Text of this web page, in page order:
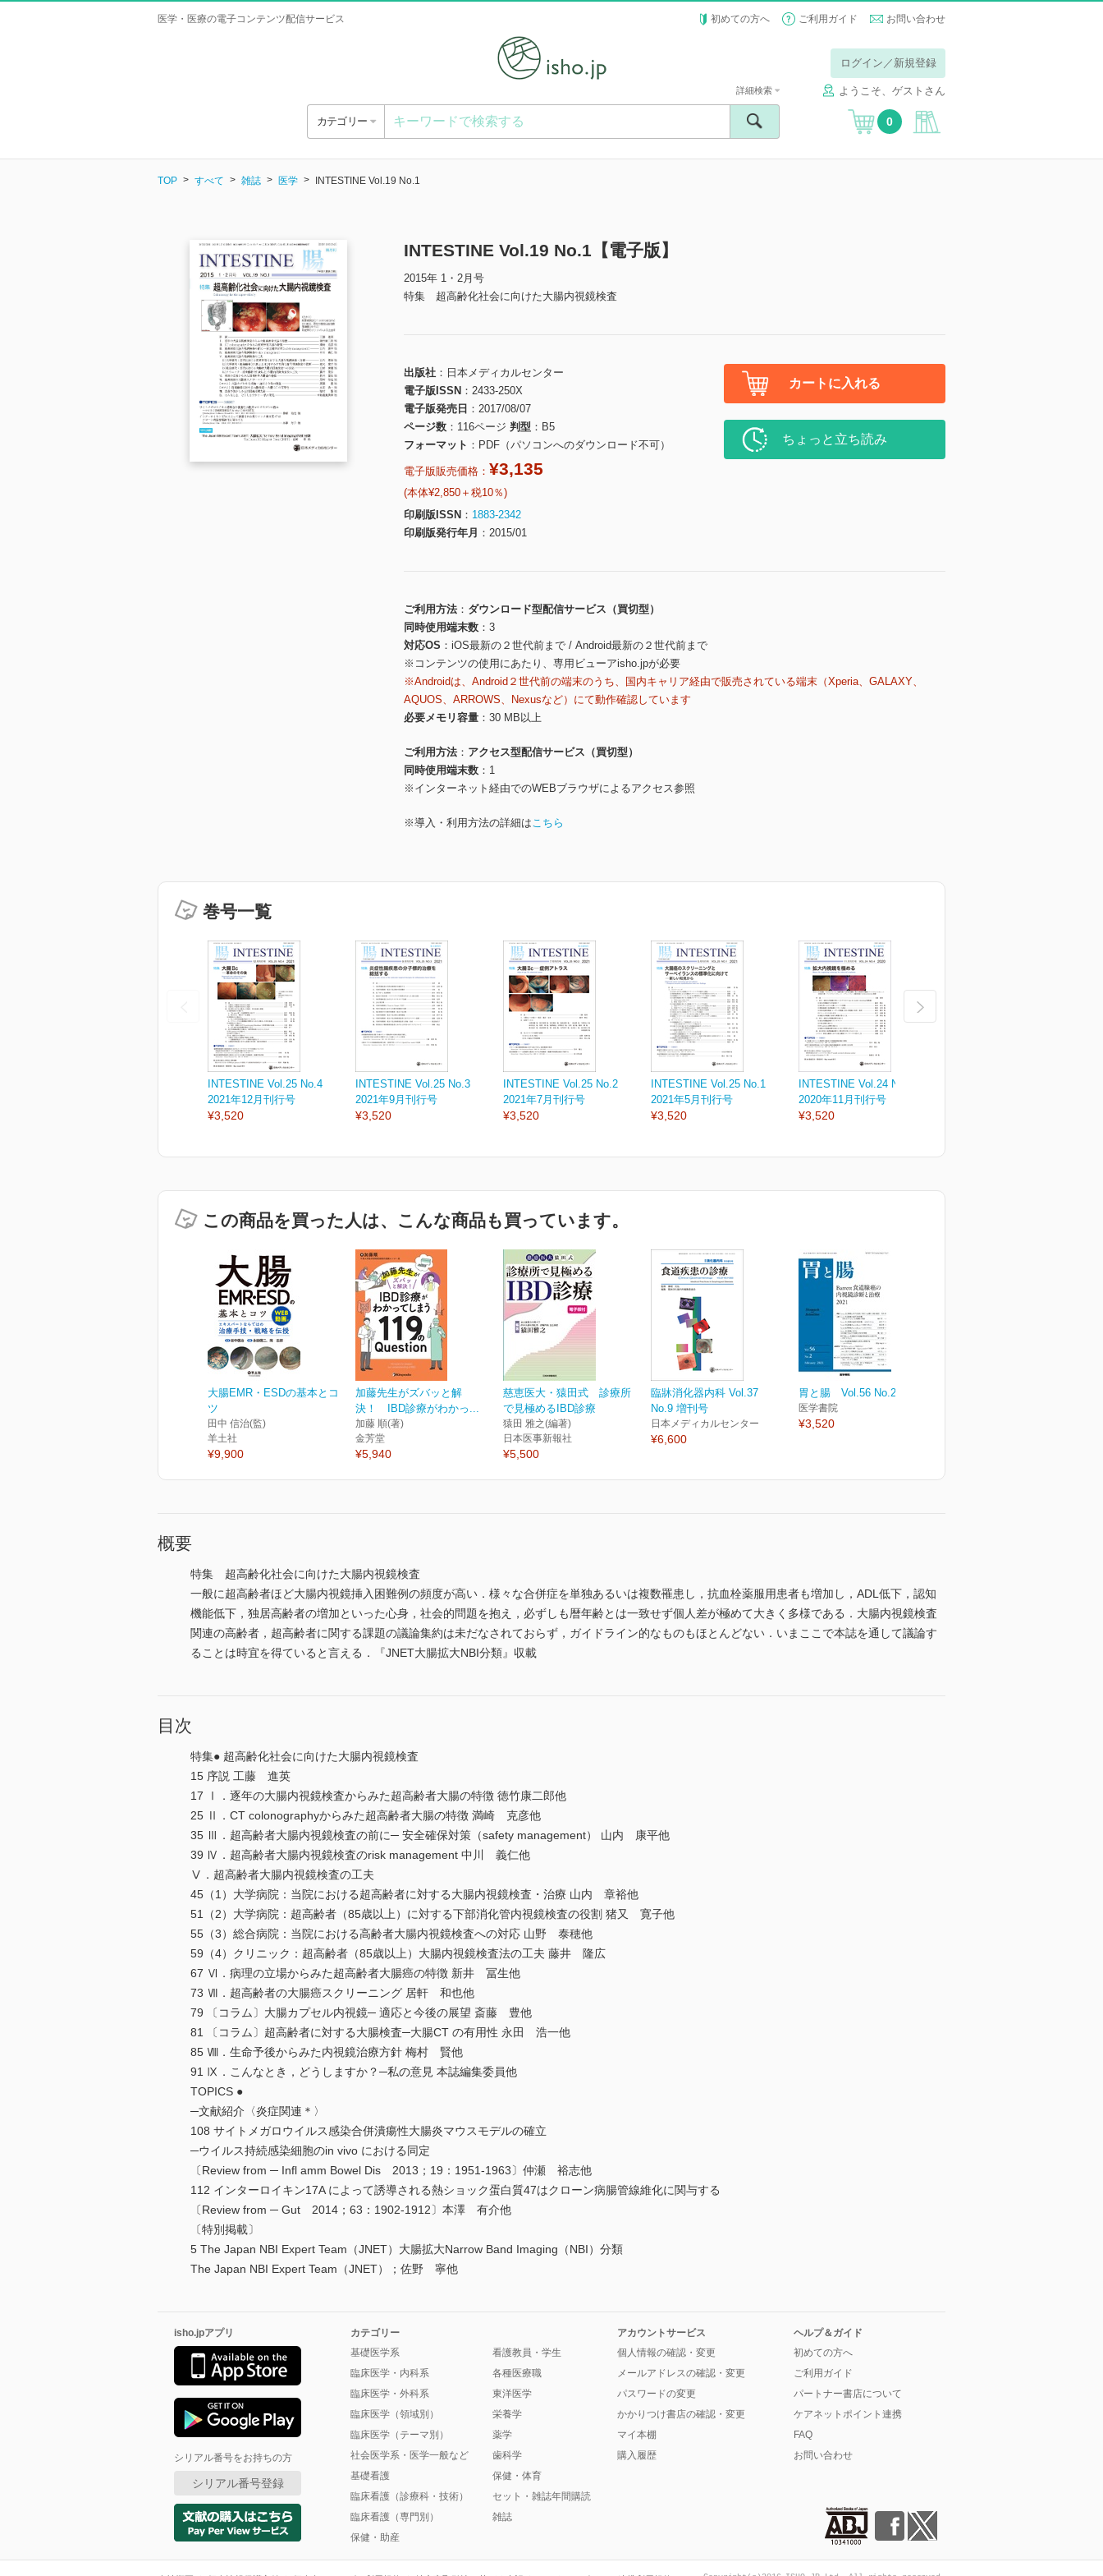
医学・医療の電子コンテンツ配信サービス 初めての方へ ご利用ガイド お問い合わせ
ログイン／新規登録
ようこそ、ゲストさん
カテゴリー
詳細検索
0
TOP すべて 雑誌 医学 INTESTINE Vol.19 No.1
INTESTINE Vol.19 No.1【電子版】
2015年 1・2月号
特集 超高齢化社会に向けた大腸内視鏡検査
出版社
日本メディカルセンター
電子版ISSN
2433-250X
電子版発売日
2017/08/07
ページ数
116ページ 判型
B5
フォーマット
PDF（パソコンへのダウンロード不可）
電子版販売価格： ¥3,135
(本体¥2,850＋税10％)
印刷版ISSN
1883-2342
印刷版発行年月
2015/01
カートに入れる
ちょっと立ち読み
ご利用方法
ダウンロード型配信サービス（買切型）
同時使用端末数
3
対応OS
iOS最新の２世代前まで / Android最新の２世代前まで
※コンテンツの使用にあたり、専用ビューアisho.jpが必要
※Androidは、Android２世代前の端末のうち、国内キャリア経由で販売されている端末（Xperia、GALAXY、
AQUOS、ARROWS、Nexusなど）にて動作確認しています
必要メモリ容量
30 MB以上
ご利用方法
アクセス型配信サービス（買切型）
同時使用端末数
1
※インターネット経由でのWEBブラウザによるアクセス参照
※導入・利用方法の詳細はこちら
巻号一覧
INTESTINE Vol.25 No.4
2021年12月刊行号
¥3,520
INTESTINE Vol.25 No.3
2021年9月刊行号
¥3,520
INTESTINE Vol.25 No.2
2021年7月刊行号
¥3,520
INTESTINE Vol.25 No.1
2021年5月刊行号
¥3,520
INTESTINE Vol.24 No.4
2020年11月刊行号
¥3,520
この商品を買った人は、こんな商品も買っています。
大腸EMR・ESDの基本とコ
ツ
田中 信治(監)
羊土社
¥9,900
加藤先生がズバッと解
決！ IBD診療がわかっ...
加藤 順(著)
金芳堂
¥5,940
慈恵医大・猿田式 診療所
で見極めるIBD診療
猿田 雅之(編著)
日本医事新報社
¥5,500
臨牀消化器内科 Vol.37
No.9 増刊号
日本メディカルセンター
¥6,600
胃と腸 Vol.56 No.2
医学書院
¥3,520
概要
特集 超高齢化社会に向けた大腸内視鏡検査
一般に超高齢者ほど大腸内視鏡挿入困難例の頻度が高い．様々な合併症を単独あるいは複数罹患し，抗血栓薬服用患者も増加し，ADL低下，認知
機能低下，独居高齢者の増加といった心身，社会的問題を抱え，必ずしも暦年齢とは一致せず個人差が極めて大きく多様である．大腸内視鏡検査
関連の高齢者，超高齢者に関する課題の議論集約は未だなされておらず，ガイドライン的なものもほとんどない．いまここで本誌を通して議論す
ることは時宜を得ていると言える．『JNET大腸拡大NBI分類』収載
目次
特集● 超高齢化社会に向けた大腸内視鏡検査
15 序説 工藤 進英
17 Ⅰ．逐年の大腸内視鏡検査からみた超高齢者大腸の特徴 徳竹康二郎他
25 Ⅱ．CT colonographyからみた超高齢者大腸の特徴 満崎 克彦他
35 Ⅲ．超高齢者大腸内視鏡検査の前に─ 安全確保対策（safety management） 山内 康平他
39 Ⅳ．超高齢者大腸内視鏡検査のrisk management 中川 義仁他
Ⅴ．超高齢者大腸内視鏡検査の工夫
45（1）大学病院：当院における超高齢者に対する大腸内視鏡検査・治療 山内 章裕他
51（2）大学病院：超高齢者（85歳以上）に対する下部消化管内視鏡検査の役割 猪又 寛子他
55（3）総合病院：当院における高齢者大腸内視鏡検査への対応 山野 泰穂他
59（4）クリニック：超高齢者（85歳以上）大腸内視鏡検査法の工夫 藤井 隆広
67 Ⅵ．病理の立場からみた超高齢者大腸癌の特徴 新井 冨生他
73 Ⅶ．超高齢者の大腸癌スクリーニング 居軒 和也他
79 〔コラム〕大腸カプセル内視鏡─ 適応と今後の展望 斎藤 豊他
81 〔コラム〕超高齢者に対する大腸検査─大腸CT の有用性 永田 浩一他
85 Ⅷ．生命予後からみた内視鏡治療方針 梅村 賢他
91 Ⅸ．こんなとき，どうしますか？─私の意見 本誌編集委員他
TOPICS ●
─文献紹介〈炎症関連＊〉
108 サイトメガロウイルス感染合併潰瘍性大腸炎マウスモデルの確立
─ウイルス持続感染細胞のin vivo における同定
〔Review from ─ Infl amm Bowel Dis 2013；19：1951-1963〕仲瀬 裕志他
112 インターロイキン17A によって誘導される熱ショック蛋白質47はクローン病腸管線維化に関与する
〔Review from ─ Gut 2014；63：1902-1912〕本澤 有介他
〔特別掲載〕
5 The Japan NBI Expert Team（JNET）大腸拡大Narrow Band Imaging（NBI）分類
The Japan NBI Expert Team（JNET）；佐野 寧他
isho.jpアプリ
シリアル番号をお持ちの方
シリアル番号登録
カテゴリー
基礎医学系
臨床医学・内科系
臨床医学・外科系
臨床医学（領域別）
臨床医学（テーマ別）
社会医学系・医学一般など
基礎看護
臨床看護（診療科・技術）
臨床看護（専門別）
保健・助産
看護教員・学生
各種医療職
東洋医学
栄養学
薬学
歯科学
保健・体育
セット・雑誌年間購読
雑誌
アカウントサービス
個人情報の確認・変更
メールアドレスの確認・変更
パスワードの変更
かかりつけ書店の確認・変更
マイ本棚
購入履歴
ヘルプ＆ガイド
初めての方へ
ご利用ガイド
パートナー書店について
ケアネットポイント連携
FAQ
お問い合わせ